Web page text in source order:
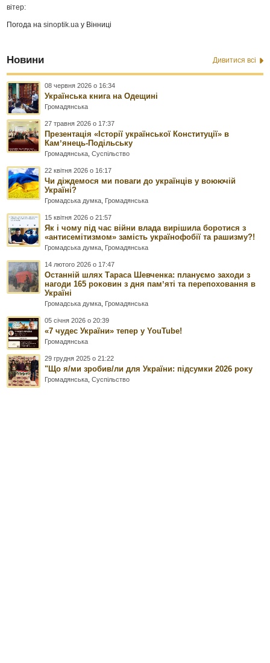
вітер:
Погода наsinoptik.ua у Вінниці
Новини Дивитися всі
08 червня 2026 о 16:34
Українська книга на Одещині
Громадянська
27 травня 2026 о 17:37
Презентація «Історії української Конституції» в
Камʼянець-Подільську
Громадянська ,Суспільство
22 квітня 2026 о 16:17
Чи діждемося ми поваги до українців у воюючій
Україні?
Громадська думка Громадянська
15 квітня 2026 о 21:57
Як і чому під час війни влада вирішила боротися з
«антисемітизмом» замість українофобії та рашизму?!
Громадська думка Громадянська
14 лютого 2026 о 17:47
Останній шлях Тараса Шевченка: плануємо заходи з
нагоди 165 роковин з дня памʼяті та перепоховання в
Україні
Громадська думка Громадянська
05 січня 2026 о 20:39
«7 чудес України» тепер у YouTube!
Громадянська
29 грудня 2025 о 21:22
"Що я/ми зробив/ли для України: підсумки 2026 року
Громадянська ,Суспільство